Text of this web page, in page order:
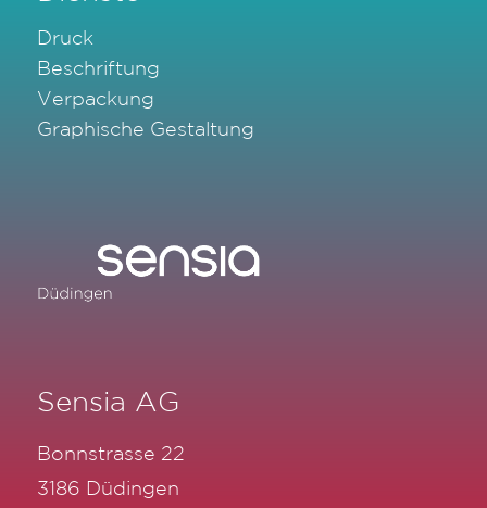
Druck
Beschriftung
Verpackung
Graphische Gestaltung
Sensia AG
Bonnstrasse 22
3186 Düdingen